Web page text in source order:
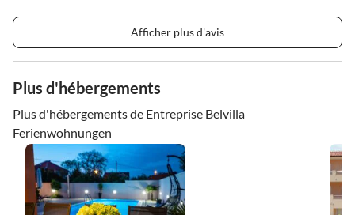
Afficher plus d'avis
Plus d'hébergements
Plus d'hébergements de Entreprise Belvilla
Ferienwohnungen